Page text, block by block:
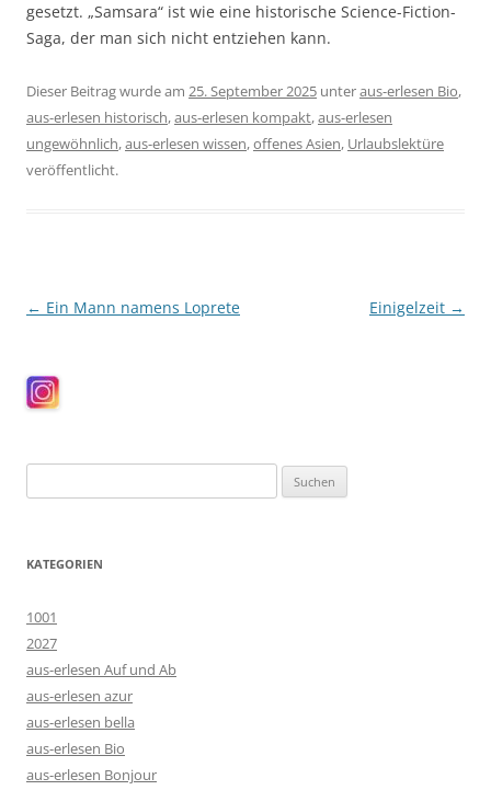
gesetzt. „Samsara“ ist wie eine historische Science-Fiction-
Saga, der man sich nicht entziehen kann.
Dieser Beitrag wurde am 25. September 2025 unteraus-erlesen Bio,
aus-erlesen historisch,aus-erlesen kompakt,aus-erlesen
ungewöhnlich,aus-erlesen wissen,offenes Asien, Urlaubslektüre
veröffentlicht.
Beitragsnavigation
← Ein Mann namens Loprete Einigelzeit →
nach:
KATEGORIEN
1001
2027
aus-erlesen Auf und Ab
aus-erlesen azur
aus-erlesen bella
aus-erlesen Bio
aus-erlesen Bonjour